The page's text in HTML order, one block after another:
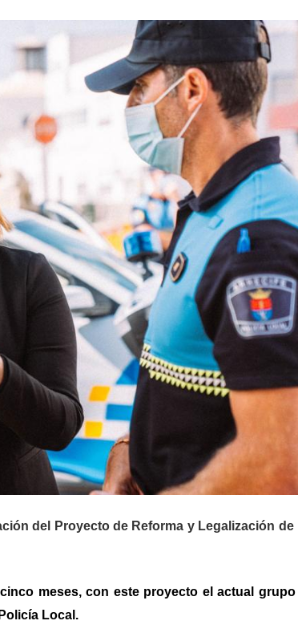
del
Proyecto de Reforma y Legalización de
meses, con este proyecto el actual grupo
Local.